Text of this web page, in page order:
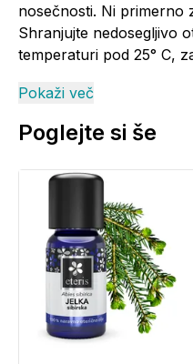
nosečnosti. Ni primerno
Shranjujte nedosegljivo
temperaturi pod 25° C,
Sestavine (INCI):
*glavna sestavina
Informacije o
povezavi (klik).
Pokaži več
Poglejte si še